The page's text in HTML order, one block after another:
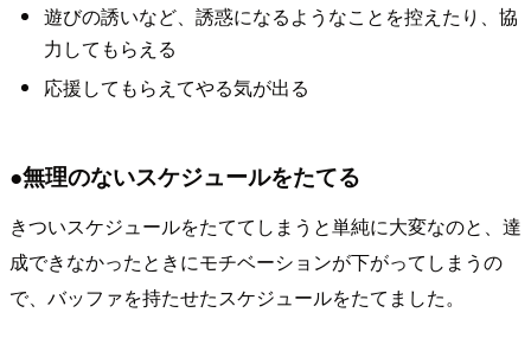
遊びの誘いなど、誘惑になるようなことを控えたり、協
力してもらえる
応援してもらえてやる気が出る
●無理のないスケジュールをたてる
きついスケジュールをたててしまうと単純に大変なのと、達
成できなかったときにモチベーションが下がってしまうの
で、バッファを持たせたスケジュールをたてました。